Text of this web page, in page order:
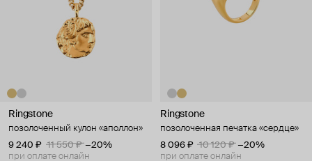
Ringstone
позолоченный кулон «аполлон»
9 240 ₽
11 550 ₽ −20%
при оплате онлайн
Ringstone
позолоченная печатка «сердце»
8 096 ₽
10 120 ₽ −20%
при оплате онлайн